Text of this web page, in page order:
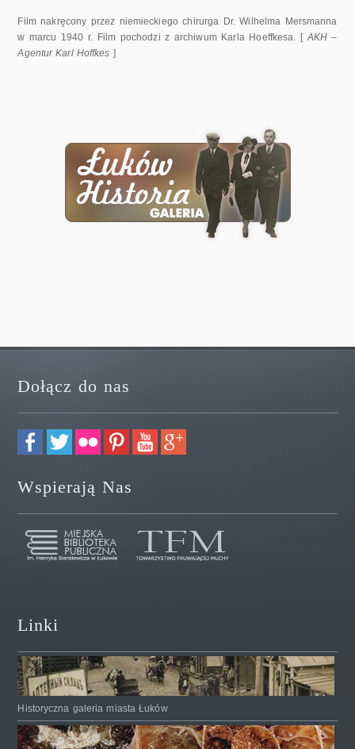
Film nakręcony przez niemieckiego chirurga Dr. Wilhelma Mersmanna
w marcu 1940 r. Film pochodzi z archiwum Karla Hoeffkesa. [AKH –
Agentur Karl Hoffkes ]
Dołącz do nas
Wspierają Nas
Linki
Historyczna galeria miasta Łuków